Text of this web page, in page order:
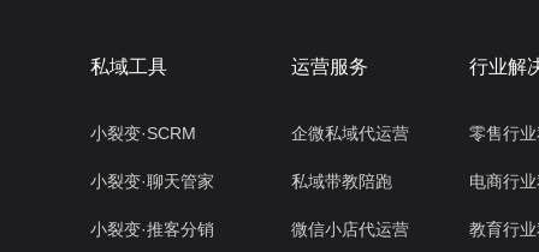
私域工具
小裂变·SCRM
小裂变·聊天管家
小裂变·推客分销
运营服务
企微私域代运营
私域带教陪跑
微信小店代运营
行业解
零售行
电商行
教育行